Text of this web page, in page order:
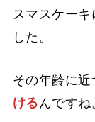
スマスケーキ
した。
その年齢に近
ける んですね